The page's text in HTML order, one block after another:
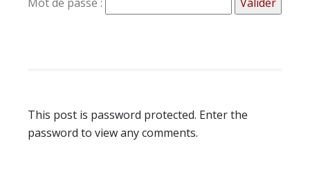
This post is password protected. Enter the
password to view any comments.